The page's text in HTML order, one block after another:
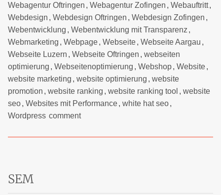
Webagentur Oftringen , Webagentur Zofingen , Webauftritt,
Webdesign , Webdesign Oftringen , Webdesign Zofingen ,
Webentwicklung , Webentwicklung mit Transparenz ,
Webmarketing , Webpage, Webseite, Webseite Aargau ,
Webseite Luzern , Webseite Oftringen , webseiten
optimierung , Webseitenoptimierung , Webshop, Website,
website marketing , website optimierung , website
promotion , website ranking , website ranking tool , website
seo, Websites mit Performance, white hat seo,
Wordpress comment
SEM